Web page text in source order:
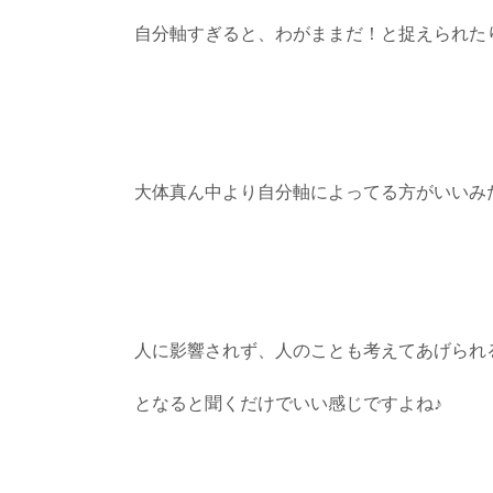
自分軸すぎると、わがままだ！と捉えられた
大体真ん中より自分軸によってる方がいいみ
人に影響されず、人のことも考えてあげられ
となると聞くだけでいい感じですよね♪